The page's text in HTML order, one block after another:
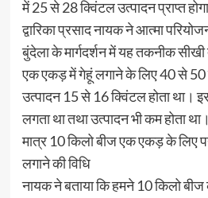
में 25 से 28 क्विंटल उत्पादन प्राप्त
द्वारिका प्रसाद नायक ने आत्मा
बुंदेला के मार्गदर्शन में यह तकनीक
एक एकड़ में गेहूं लगाने के लिए 40 से 50
उत्पादन 15 से 16 क्विंटल होता था।
लगता था तथा उत्पादन भी कम होता
मात्र 10 किलो बीज एक एकड़ के लिए
लगाने की विधि
नायक ने बताया कि हमने 10 किलो बीज